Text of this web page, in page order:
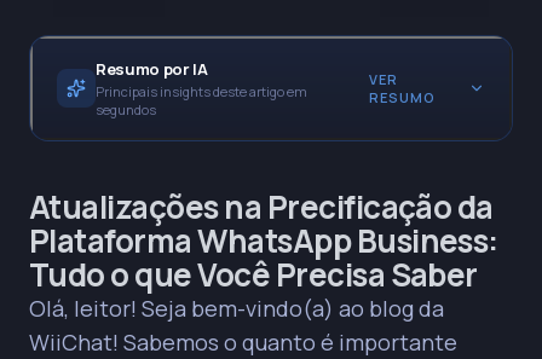
Resumo por IA
Principais insights deste artigo em
segundos
VER
RESUMO
*mensagem enviada* a partir de abril de 2025,
substituindo o modelo de *janela de conversa*.
PRINCIPAIS INSIGHTS
Mensagens de serviço serão gratuitas a partir de
novembro de 2024, eliminando o limite anterior
Atualizações na Precificação da
Plataforma WhatsApp Business:
Tudo o que Você Precisa Saber
Olá, leitor! Seja bem-vindo(a) ao blog da
WiiChat! Sabemos o quanto é importante